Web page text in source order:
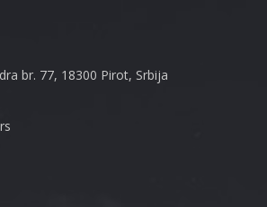
br. 77, 18300 Pirot, Srbija